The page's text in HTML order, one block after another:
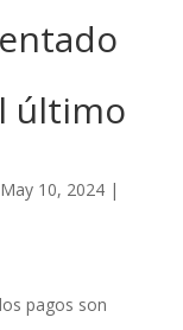
último
May 10, 2024|
pagos son